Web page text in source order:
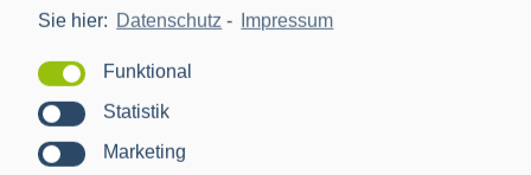
Sie hier: Datenschutz - Impressum
Funktional
Statistik
Marketing
energytransition eworld Forschungsprojekt
förderprojekt iMSys
intelligentes Messsystem
nachhaltig netzbeobachtbarkeit